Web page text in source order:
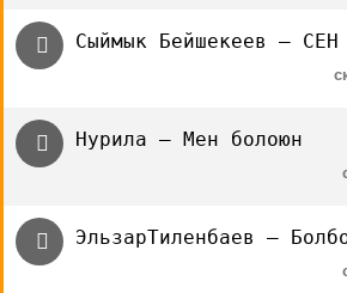
Сыймык Бейшекеев — СЕН
Нурила — Мен болоюн
ЭльзарТиленбаев —